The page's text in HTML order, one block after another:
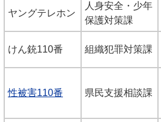
ヤングテレホン
人身安全・少年
保護対策課
けん銃110番 組織犯罪対策課
性被害110番 県民支援相談課